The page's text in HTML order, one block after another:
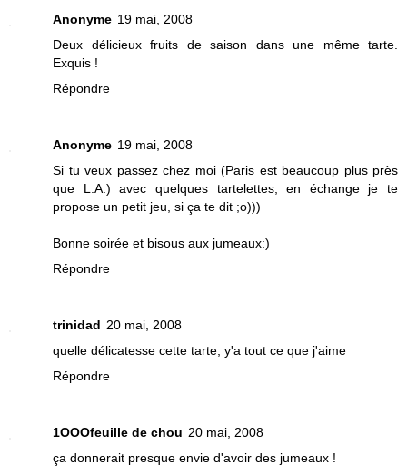
Anonyme 19 mai, 2008
Deux délicieux fruits de saison dans une même tarte.
Exquis !
Répondre
Anonyme 19 mai, 2008
Si tu veux passez chez moi (Paris est beaucoup plus près
que L.A.) avec quelques tartelettes, en échange je te
propose un petit jeu, si ça te dit ;o)))
Bonne soirée et bisous aux jumeaux:)
Répondre
trinidad 20 mai, 2008
quelle délicatesse cette tarte, y'a tout ce que j'aime
Répondre
1OOOfeuille de chou 20 mai, 2008
ça donnerait presque envie d'avoir des jumeaux !